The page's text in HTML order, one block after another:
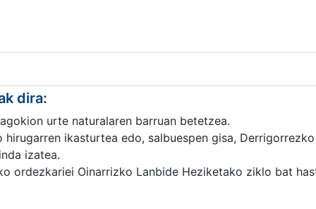
dira:
urte naturalaren barruan betetzea.
ikasturtea edo, salbuespen gisa,
izatea.
ordezkariei Oinarrizko Lanbide Heziketako ziklo bat